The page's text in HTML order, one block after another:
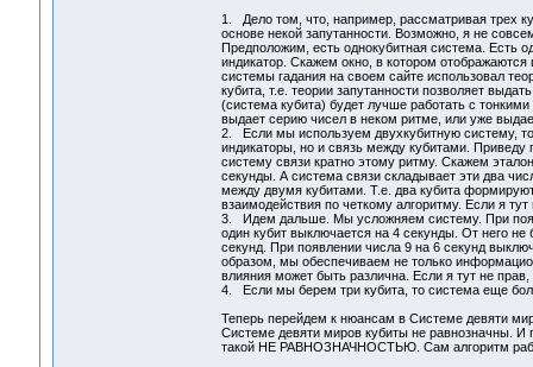
1. Дело том, что, например, рассматривая трех
основе некой запутанности. Возможно, я не
Предположим, есть однокубитная система. Есть
индикатор. Скажем окно, в котором
системы гадания на своем сайте использовал
кубита, т.е. теории запутанности позволяет
(система кубита) будет лучше работать с
выдает серию чисел в неком ритме, или уже
2. Если мы используем двухкубитную систему,
индикаторы, но и связь между кубитами.
систему связи кратно этому ритму. Скажем
секунды. А система связи складывает эти два
между двумя кубитами. Т.е. два кубита
взаимодействия по четкому алгоритму. Если я
3. Идем дальше. Мы усложняем систему. При
один кубит выключается на 4 секунды. От него
секунд. При появлении числа 9 на 6 секунд
образом, мы обеспечиваем не только
влияния может быть различна. Если я тут не
4. Если мы берем три кубита, то система еще
Теперь перейдем к нюансам в Системе девяти
Системе девяти миров кубиты не равнозначны.
такой НЕ РАВНОЗНАЧНОСТЬЮ. Сам алгоритм